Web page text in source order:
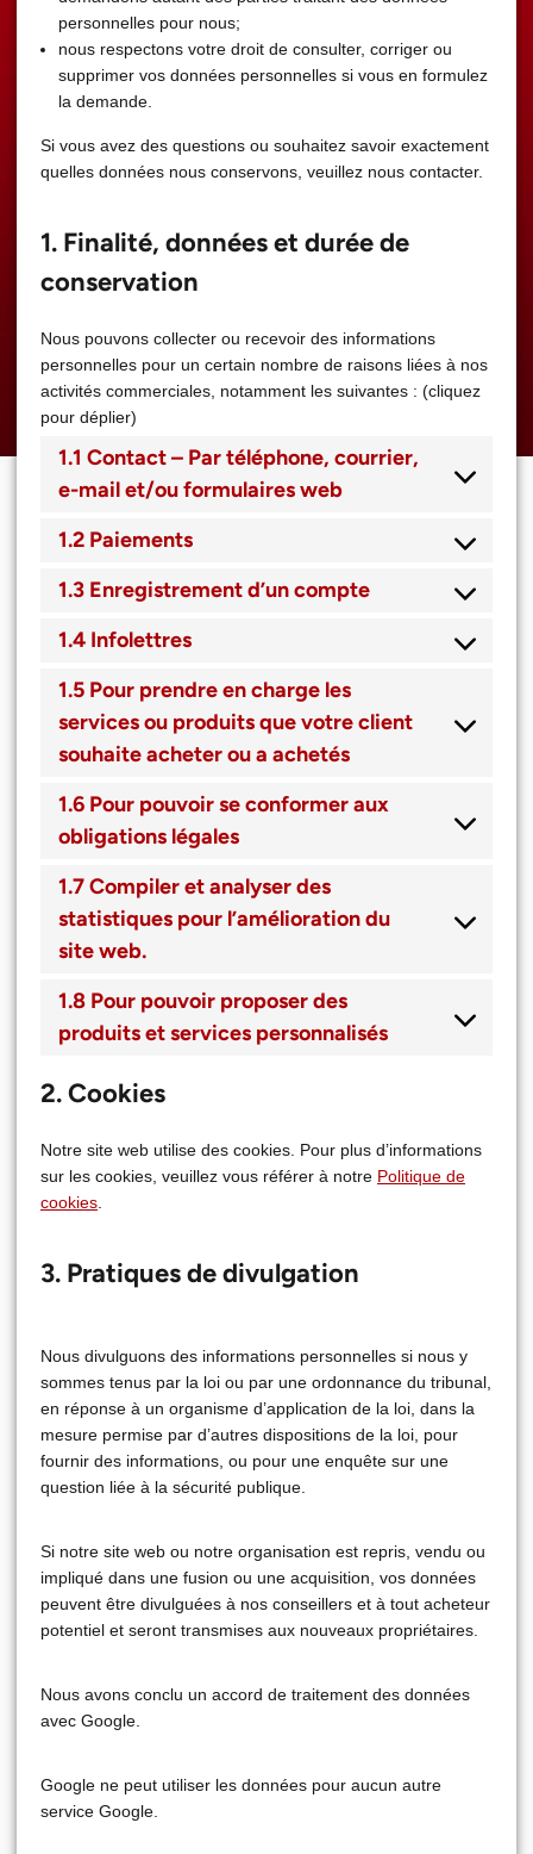
personnelles pour nous;
nous respectons votre droit de consulter, corriger ou
supprimer vos données personnelles si vous en formulez
la demande.
Si vous avez des questions ou souhaitez savoir exactement
quelles données nous conservons, veuillez nous contacter.
1. Finalité, données et durée de
conservation
Nous pouvons collecter ou recevoir des informations
personnelles pour un certain nombre de raisons liées à nos
activités commerciales, notamment les suivantes : (cliquez
pour déplier)
1.1 Contact – Par téléphone, courrier,
e-mail et/ou formulaires web
1.2 Paiements
1.3 Enregistrement d’un compte
1.4 Infolettres
1.5 Pour prendre en charge les
services ou produits que votre client
souhaite acheter ou a achetés
1.6 Pour pouvoir se conformer aux
obligations légales
1.7 Compiler et analyser des
statistiques pour l’amélioration du
site web.
1.8 Pour pouvoir proposer des
produits et services personnalisés
2. Cookies
Notre site web utilise des cookies. Pour plus d’informations
sur les cookies, veuillez vous référer à notre Politique de
cookies
3. Pratiques de divulgation
Nous divulguons des informations personnelles si nous y
sommes tenus par la loi ou par une ordonnance du tribunal,
en réponse à un organisme d’application de la loi, dans la
mesure permise par d’autres dispositions de la loi, pour
fournir des informations, ou pour une enquête sur une
question liée à la sécurité publique.
Si notre site web ou notre organisation est repris, vendu ou
impliqué dans une fusion ou une acquisition, vos données
peuvent être divulguées à nos conseillers et à tout acheteur
potentiel et seront transmises aux nouveaux propriétaires.
Nous avons conclu un accord de traitement des données
avec Google.
Google ne peut utiliser les données pour aucun autre
service Google.